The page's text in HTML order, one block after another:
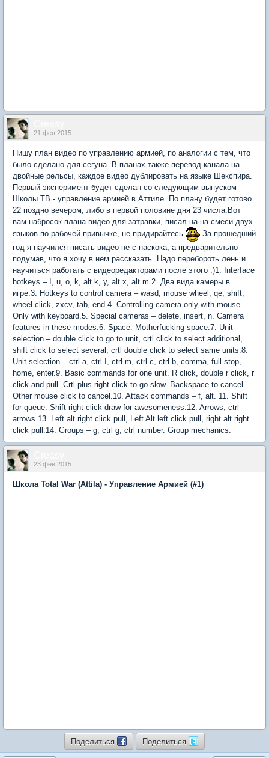
21 фев 2015
Пишу план видео по управлению армией, по аналогии с тем, что
было сделано для сегуна. В планах также перевод канала на
двойные рельсы, каждое видео дублировать на языке Шекспира.
Первый эксперимент будет сделан со следующим выпуском
Школы ТВ - управление армией в Аттиле. По плану будет готово
22 поздно вечером, либо в первой половине дня 23 числа.Вот
вам набросок плана видео для затравки, писал на на смеси двух
языков по рабочей привычке, не придирайтесь
За прошедший
год я научился писать видео не с наскока, а предварительно
подумав, что я хочу в нем рассказать. Надо перебороть лень и
научиться работать с видеоредакторами после этого :)1. Interface
hotkeys – I, u, o, k, alt k, y, alt x, alt m.2. Два вида камеры в
игре.3. Hotkeys to control camera – wasd, mouse wheel, qe, shift,
wheel click, zxcv, tab, end.4. Controlling camera only with mouse.
Only with keyboard.5. Special cameras – delete, insert, n. Camera
features in these modes.6. Space. Motherfucking space.7. Unit
selection – double click to go to unit, crtl click to select additional,
shift click to select several, crtl double click to select same units.8.
Unit selection – ctrl a, ctrl I, ctrl m, ctrl c, ctrl b, comma, full stop,
home, enter.9. Basic commands for one unit. R click, double r click, r
click and pull. Crtl plus right click to go slow. Backspace to cancel.
Other mouse click to cancel.10. Attack commands – f, alt. 11. Shift
for queue. Shift right click draw for awesomeness.12. Arrows, ctrl
arrows.13. Left alt right click pull, Left Alt left click pull, right alt right
click pull.14. Groups – g, ctrl g, ctrl number. Group mechanics.
23 фев 2015
Школа Total War (Attila) - Управление Армией (#1)
Поделиться Поделиться